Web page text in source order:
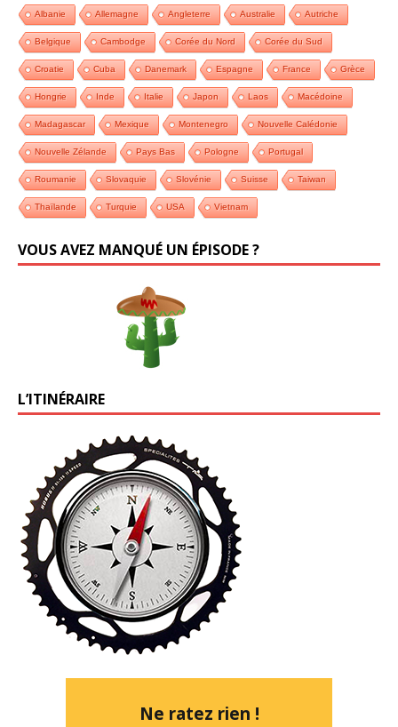
Albanie Allemagne Angleterre Australie Autriche
Belgique Cambodge Corée du Nord Corée du Sud
Croatie Cuba Danemark Espagne France Grèce
Hongrie Inde Italie Japon Laos Macédoine
Madagascar Mexique Montenegro Nouvelle Calédonie
Nouvelle Zélande Pays Bas Pologne Portugal
Roumanie Slovaquie Slovénie Suisse Taiwan
Thaïlande Turquie USA Vietnam
VOUS AVEZ MANQUÉ UN ÉPISODE ?
L’ITINÉRAIRE
Ne ratez rien !